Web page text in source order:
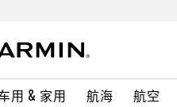
用 & 家用 航海 航空